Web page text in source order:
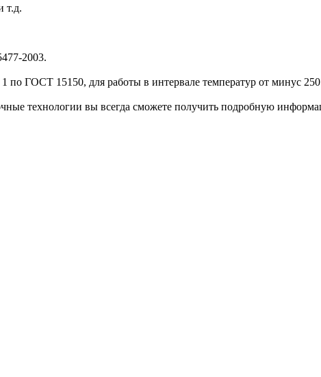
т.д.
2003.
по ГОСТ 15150, для работы в интервале температур от минус
технологии вы всегда сможете получить подробную